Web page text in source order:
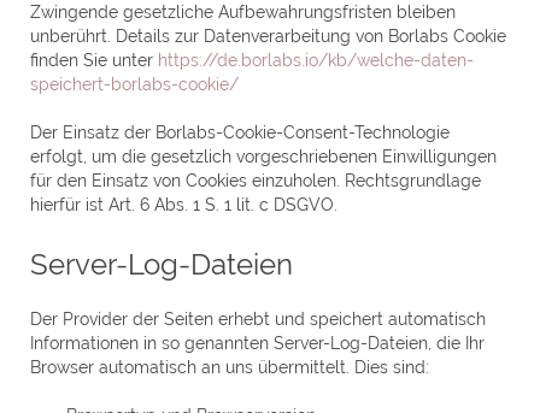
Zwingende gesetzliche Aufbewahrungsfristen bleiben
unberührt. Details zur Datenverarbeitung von Borlabs Cookie
finden Sie unter https://de.borlabs.io/kb/welche-daten-
speichert-borlabs-cookie/
Der Einsatz der Borlabs-Cookie-Consent-Technologie
erfolgt, um die gesetzlich vorgeschriebenen Einwilligungen
für den Einsatz von Cookies einzuholen. Rechtsgrundlage
hierfür ist Art. 6 Abs. 1 S. 1 lit. c DSGVO.
Server-Log-Dateien
Der Provider der Seiten erhebt und speichert automatisch
Informationen in so genannten Server-Log-Dateien, die Ihr
Browser automatisch an uns übermittelt. Dies sind: